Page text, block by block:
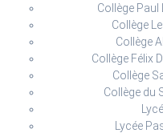
Collège Paul
Collège
Collège
Collège Félix
Collège
Collège du
Lycée